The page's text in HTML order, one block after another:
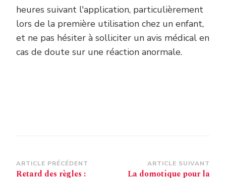
heures suivant l'application, particulièrement
lors de la première utilisation chez un enfant,
et ne pas hésiter à solliciter un avis médical en
cas de doute sur une réaction anormale.
Navigation
ARTICLE PRÉCÉDENT
Retard des règles :
ARTICLE SUIVANT
La domotique pour la